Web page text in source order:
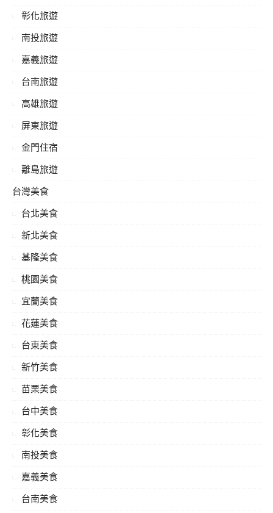
彰化旅遊
南投旅遊
嘉義旅遊
台南旅遊
高雄旅遊
屏東旅遊
金門住宿
離島旅遊
台灣美食
台北美食
新北美食
基隆美食
桃園美食
宜蘭美食
花蓮美食
台東美食
新竹美食
苗栗美食
台中美食
彰化美食
南投美食
嘉義美食
台南美食